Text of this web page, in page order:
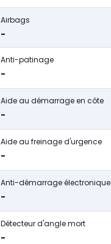
Airbags
-
Anti-patinage
-
Aide au démarrage en côte
-
Aide au freinage d'urgence
-
Anti-démarrage électronique
-
Détecteur d'angle mort
-